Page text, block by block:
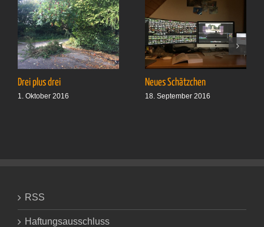
Drei plus drei
1. Oktober 2016
Neues Schätzchen
18. September 2016
RSS
Haftungsausschluss